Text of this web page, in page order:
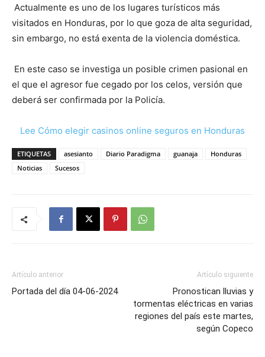
Actualmente es uno de los lugares turísticos más
visitados en Honduras, por lo que goza de alta seguridad,
sin embargo, no está exenta de la violencia doméstica.
En este caso se investiga un posible crimen pasional en
el que el agresor fue cegado por los celos, versión que
deberá ser confirmada por la Policía.
Lee Cómo elegir casinos online seguros en Honduras
ETIQUETAS asesianto Diario Paradigma guanaja
Honduras
Noticias
Sucesos
Artículo anterior
Portada del día 04-06-2024
Artículo siguiente
Pronostican lluvias y
tormentas eléctricas en varias
regiones del país este martes,
según Copeco